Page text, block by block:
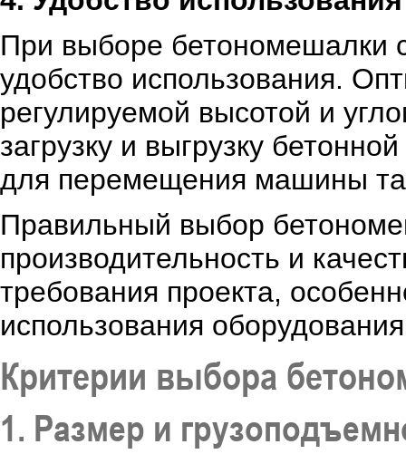
При выборе бетономешалки
удобство использования.
регулируемой высотой и
загрузку и выгрузку
для перемещения машины
Правильный выбор
производительность и
требования проекта,
использования
Критерии выбора
1. Размер и